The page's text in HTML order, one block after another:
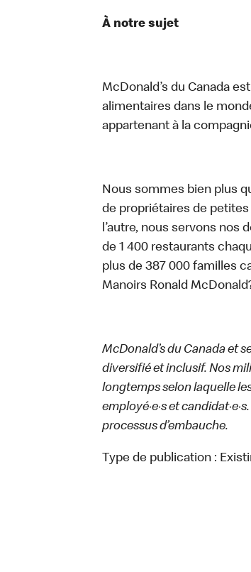
À notre sujet
McDonald’s du Canada
alimentaires dans le
appartenant à la
Nous sommes bien plus
de propriétaires de petites
l’autre, nous servons nos
de 1 400 restaurants
plus de 387 000 familles
Manoirs Ronald
McDonald’s du Canada et
diversifié et inclusif. Nos
longtemps selon laquelle
employé·e·s et
processus d’embauche.
Type de publication :